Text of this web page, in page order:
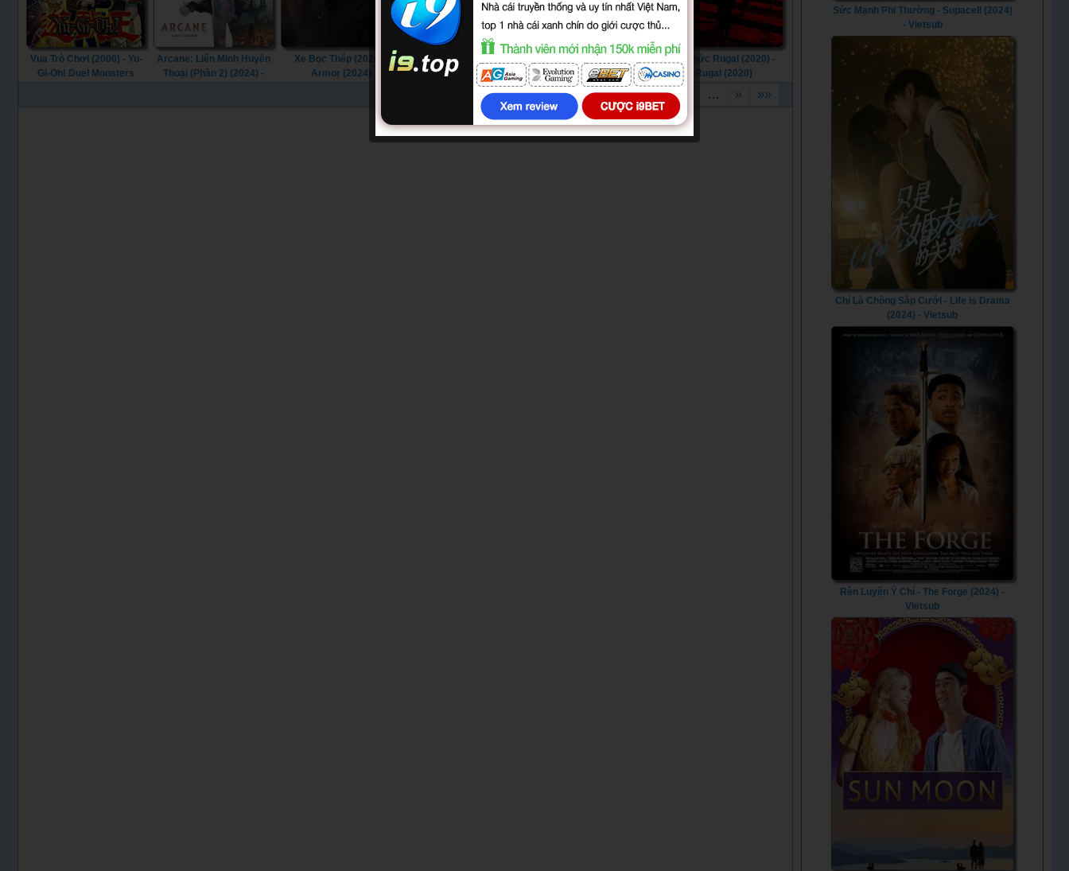
Vua Trò Chơi (2000) - Yu-
Gi-Oh! Duel Monsters
Arcane: Liên Minh Huyền
Thoại (Phần 2) (2024) -
Xe Bọc Thép (2024) -
Armor (2024)
Giải Tội (2024) -
Absolution (2024)
Kẻ Buôn Lậu (2024) -
Pimpinero: Blood and Oil
(2024)
Tổ Chức Rugal (2020) -
Rugal (2020)
1 2 3 4 5 6 7 8 9 … » »»
Sức Mạnh Phi Thường - Supacell (2024)
- Vietsub
Chỉ Là Chồng Sắp Cưới - Life is Drama
(2024) - Vietsub
Rèn Luyện Ý Chí - The Forge (2024) -
Vietsub